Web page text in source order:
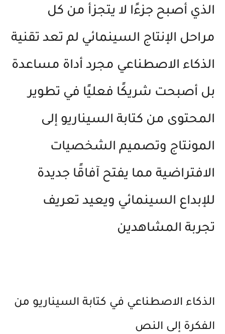
الذي أصبح جزءًا لا يتجزأ من كل
مراحل الإنتاج السينمائي لم تعد تقنية
الذكاء الاصطناعي مجرد أداة مساعدة
بل أصبحت شريكًا فعليًا في تطوير
المحتوى من كتابة السيناريو إلى
المونتاج وتصميم الشخصيات
الافتراضية مما يفتح آفاقًا جديدة
للإبداع السينمائي ويعيد تعريف
تجربة المشاهدين
الذكاء الاصطناعي في كتابة السيناريو من
الفكرة إلى النص